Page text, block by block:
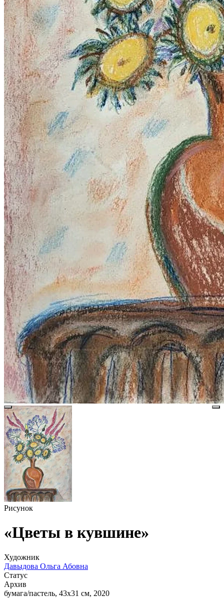
Рисунок
«Цветы в кувшине»
Художник
Давыдова Ольга Абовна
Статус
Архив
бумага/пастель, 43х31 см, 2020